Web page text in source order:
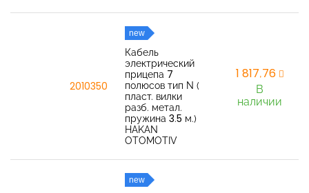
2010350
new
Кабель
электрический
прицепа 7
полюсов тип N (
пласт. вилки
разб. метал.
пружина 3.5 м.)
HAKAN
OTOMOTIV
1 817,76
В
наличии
new